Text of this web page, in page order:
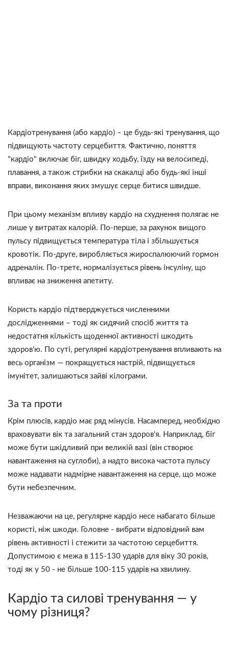
Кардіотренування (або кардіо) – це будь-які тренування, що
підвищують частоту серцебиття. Фактично, поняття
"кардіо" включає біг, швидку ходьбу, їзду на велосипеді,
плавання, а також стрибки на скакалці або будь-які інші
вправи, виконання яких змушує серце битися швидше.
При цьому механізм впливу кардіо на схуднення полягає не
лише у витратах калорій. По-перше, за рахунок вищого
пульсу підвищується температура тіла і збільшується
кровотік. По-друге, виробляється жироспалюючий гормон
адреналін. По-третє, нормалізується рівень інсуліну, що
впливає на зниження апетиту.
Користь кардіо підтверджується численними
дослідженнями – тоді як сидячий спосіб життя та
недостатня кількість щоденної активності шкодить
здоров'ю. По суті, регулярні кардіотренування впливають на
весь організм — покращується настрій, підвищується
імунітет, залишаються зайві кілограми.
За та проти
Крім плюсів, кардіо має ряд мінусів. Насамперед, необхідно
враховувати вік та загальний стан здоров'я. Наприклад, біг
може бути шкідливий при великій вазі (він створює
навантаження на суглоби), а надто висока частота пульсу
може надавати надмірне навантаження на серце, що може
бути небезпечним.
Незважаючи на це, регулярне кардіо несе набагато більше
користі, ніж шкоди. Головне - вибрати відповідний вам
рівень активності і стежити за частотою серцебиття.
Допустимою є межа в 115-130 ударів для віку 30 років,
тоді як у 50 - не більше 100-115 ударів на хвилину.
Кардіо та силові тренування — у
чому різниця?